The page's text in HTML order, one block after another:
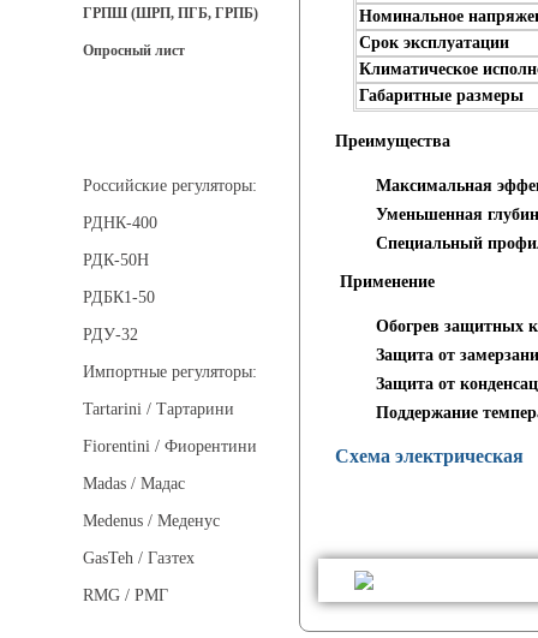
ГРПШ (ШРП, ПГБ, ГРПБ)
Опросный лист
Российские регуляторы:
РДНК-400
РДК-50Н
РДБК1-50
РДУ-32
Импортные регуляторы:
Tartarini / Тартарини
Fiorentini / Фиорентини
Madas / Мадас
Medenus / Меденус
GasTeh / Газтех
RMG / РМГ
Номинальное
Срок эксплуатации
Климатическое
Габаритные размеры
Преимущества
Максимальная
Уменьшенная
Специальный
Применение
Обогрев защитных
Защита от
Защита от
Поддержание
Схема электрическая